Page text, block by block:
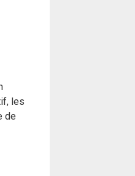
les
de